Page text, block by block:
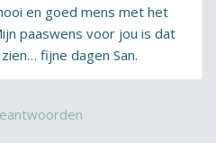
en goed mens met het
paaswens voor jou is dat
fijne dagen San.